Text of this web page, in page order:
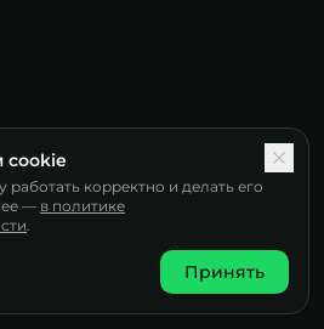
cookie
работать корректно и делать его
— в политике
.
Принять